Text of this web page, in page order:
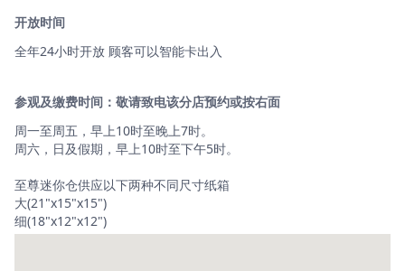
开放时间
全年24小时开放 顾客可以智能卡出入
参观及缴费时间：敬请致电该分店预约或按右面
周一至周五，早上10时至晚上7时。
周六，日及假期，早上10时至下午5时。
至尊迷你仓供应以下两种不同尺寸纸箱
大(21"x15"x15")
细(18"x12"x12")